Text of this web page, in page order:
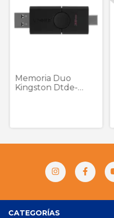
Memoria Duo
Kingston Dtde-
CATEGORÍAS